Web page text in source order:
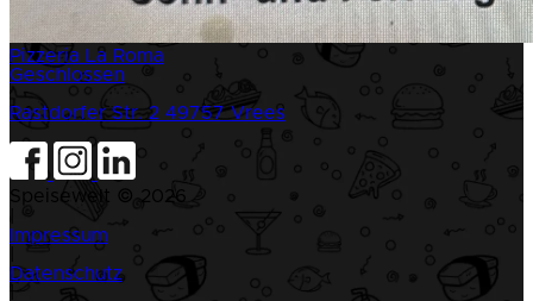
Pizzeria La Roma
Geschlossen
Rastdorfer Str. 2 49757 Vrees
Speisewelt © 2026
Impressum
Datenschutz